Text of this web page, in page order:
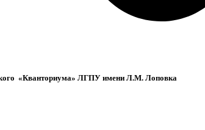
«Кванториума» ЛГПУ имени Л.М. Лоповка